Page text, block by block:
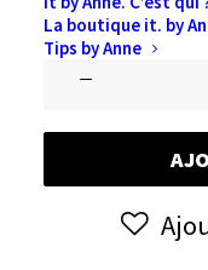
La boutique it. by
Tips by Anne